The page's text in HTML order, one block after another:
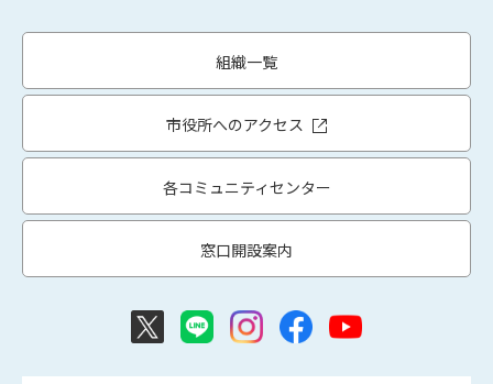
組織一覧
市役所へのアクセス
各コミュニティセンター
窓口開設案内